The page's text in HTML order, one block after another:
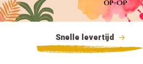
Snelle levertijd